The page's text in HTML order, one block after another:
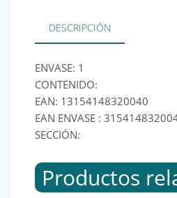
DESCRIPCIÓN
ENVASE: 1
CONTENIDO:
EAN: 13154148320040
EAN ENVASE :
SECCIÓN:
Productos